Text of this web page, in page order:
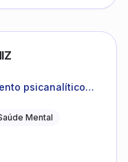
psicanalítico
Mental